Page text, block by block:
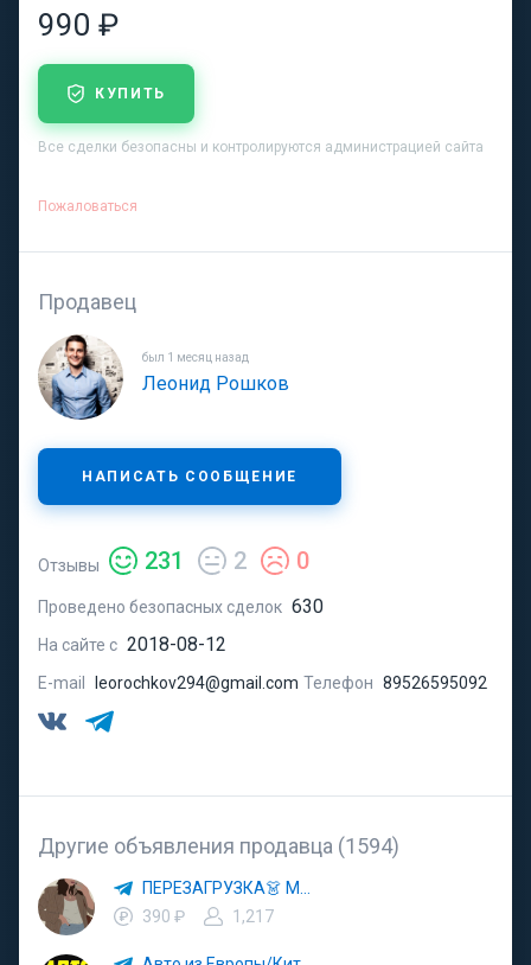
990 ₽
КУПИТЬ
Все сделки безопасны и контролируются администрацией сайта
Пожаловаться
Продавец
был 1 месяц назад
Леонид Рошков
НАПИСАТЬ СООБЩЕНИЕ
Отзывы 231 2 0
Проведено безопасных сделок 630
На сайте с 2018-08-12
E-mail leorochkov294@gmail.com Телефон 89526595092
Другие объявления продавца (1594)
390 ₽
1,217